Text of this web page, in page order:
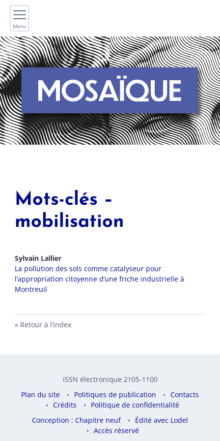
Menu
Mots-clés –
mobilisation
Sylvain Lallier
La pollution des sols comme catalyseur pour
l’appropriation citoyenne d’une friche industrielle à
Montreuil
Retour à l’index
ISSN électronique 2105-1100
Plan du site
Politiques de publication
Contacts
Crédits
Politique de confidentialité
Conception : Chapitre neuf
Édité avec Lodel
Accès réservé